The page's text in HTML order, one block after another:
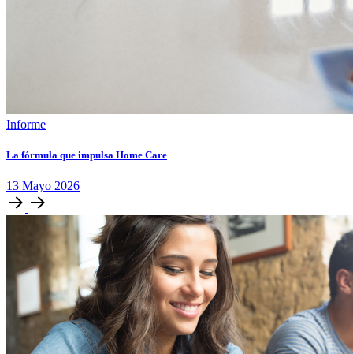
Informe
La fórmula que impulsa Home Care
13 Mayo 2026